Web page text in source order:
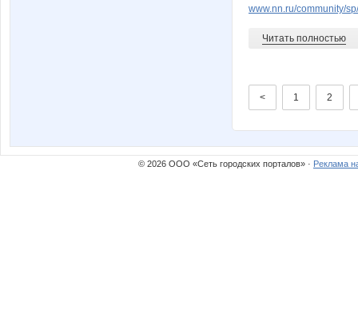
www.nn.ru/community/
Читать полностью
< 1 2
© 2026 ООО «Сеть городских порталов» · Реклама